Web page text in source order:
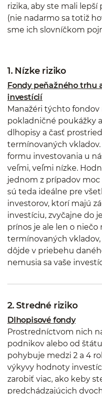
rizika, aby ste mali
(nie nadarmo sa totiž
sme ich slovníčkom
1. Nízke riziko
Fondy peňažného trhu
investícií
Manažéri týchto
pokladničné poukážky
dlhopisy a časť
termínovaných
formu investovania u
veľmi, veľmi nízke.
jednom z prípadov
sú teda ideálne pre
investorov, ktorí majú
investíciu, zvyčajne do
prínos je ale len o niečo
termínovaných vkladov,
dôjde v priebehu
nemusia sa vaše
2. Stredné riziko
Dlhopisové fondy
Prostredníctvom nich
podnikov alebo od
pohybuje medzi 2 a 4
výkyvy hodnoty
zarobiť viac, ako keby
predchádzajúcich